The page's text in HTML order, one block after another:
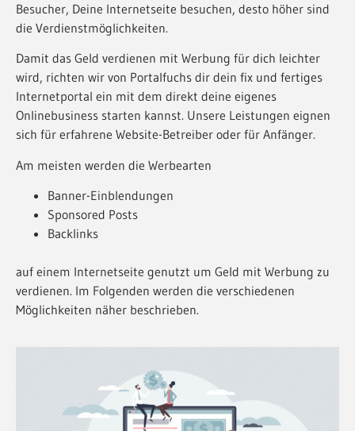
Besucher, Deine Internetseite besuchen, desto höher sind
die Verdienstmöglichkeiten.
Damit das Geld verdienen mit Werbung für dich leichter
wird, richten wir von Portalfuchs dir dein fix und fertiges
Internetportal ein mit dem direkt deine eigenes
Onlinebusiness starten kannst. Unsere Leistungen eignen
sich für erfahrene Website-Betreiber oder für Anfänger.
Am meisten werden die Werbearten
Banner-Einblendungen
Sponsored Posts
Backlinks
auf einem Internetseite genutzt um Geld mit Werbung zu
verdienen. Im Folgenden werden die verschiedenen
Möglichkeiten näher beschrieben.